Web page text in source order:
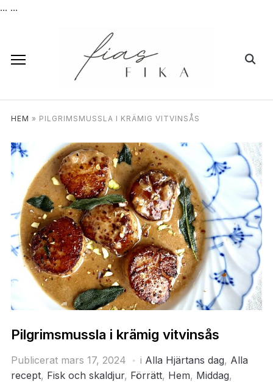
... ...
HEM » PILGRIMSMUSSLA I KRÄMIG VITVINSÅS
Pilgrimsmussla i krämig vitvinsås
Publicerat mars 17, 2024 i Alla Hjärtans dag, Alla
recept, Fisk och skaldjur, Förrätt, Hem, Middag,